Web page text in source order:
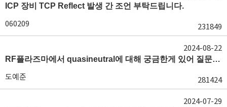
ICP 장비 TCP Reflect 발생 간 조언 부탁드립니다.
060209 231849
RF플라즈마에서 quasineutral에 대해 궁금한게 있어 질문글 올립니다.[quasineutral]
도예준 281424
2024-08-22
2024-07-29